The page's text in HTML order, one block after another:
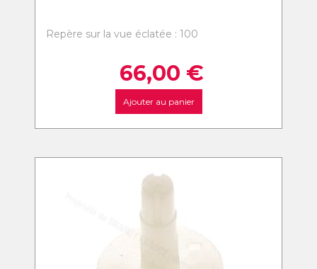
Repère sur la vue éclatée : 100
66,00 €
Ajouter au panier